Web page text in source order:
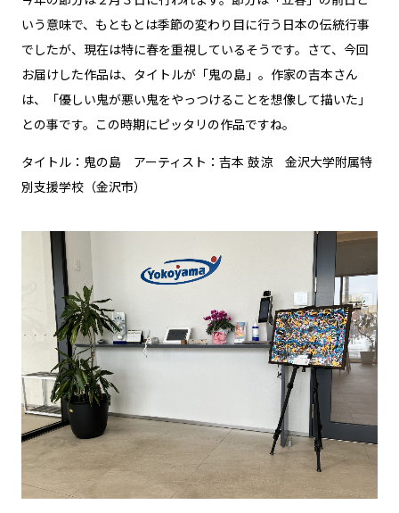
いう意味で、もともとは季節の変わり目に行う日本の伝統行事
でしたが、現在は特に春を重視しているそうです。さて、今回
お届けした作品は、タイトルが「鬼の島」。作家の吉本さん
は、「優しい鬼が悪い鬼をやっつけることを想像して描いた」
との事です。この時期にピッタリの作品ですね。
タイトル：鬼の島 アーティスト：吉本 鼓涼 金沢大学附属特
別支援学校（金沢市）